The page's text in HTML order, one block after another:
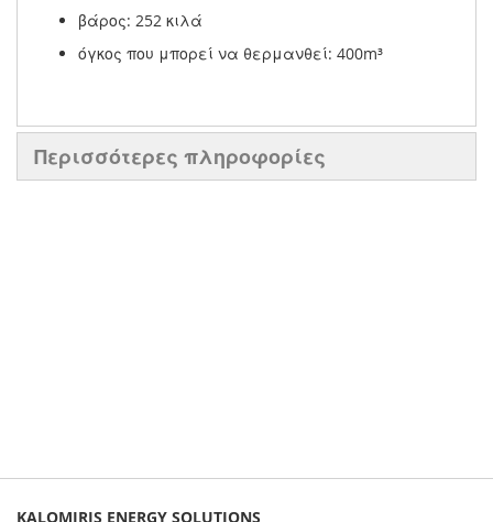
βάρος: 252 κιλά
όγκος που μπορεί να θερμανθεί: 400m³
Περισσότερες πληροφορίες
KALOMIRIS ENERGY SOLUTIONS